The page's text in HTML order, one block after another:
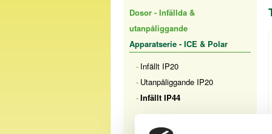
Dosor - Infällda &
utanpåliggande
Apparatserie - ICE & Polar
Infällt IP20
Utanpåliggande IP20
Infällt IP44